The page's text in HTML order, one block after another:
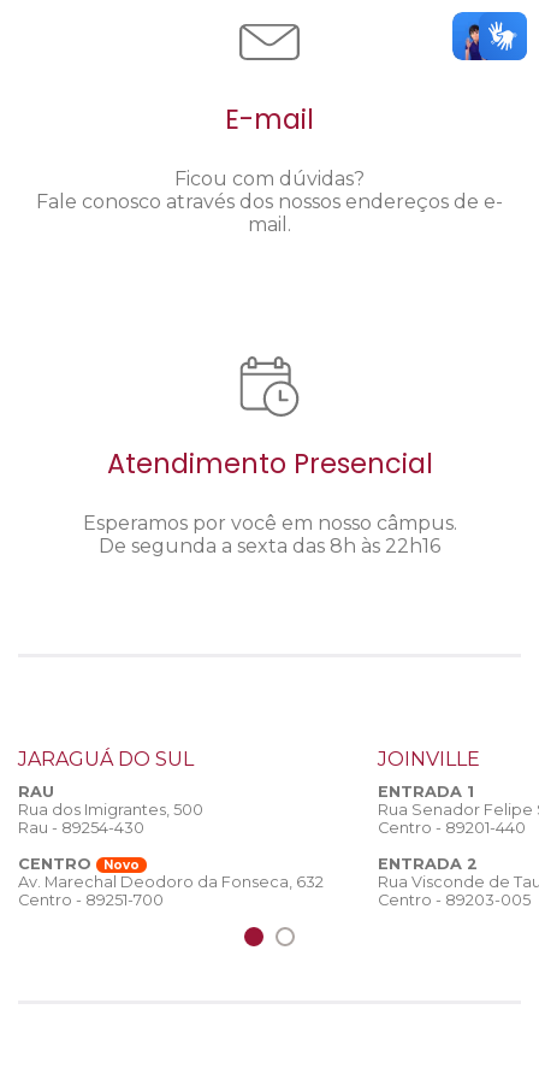
E-mail
Ficou com dúvidas?
Fale conosco através dos nossos endereços de e-
mail.
Atendimento Presencial
Esperamos por você em nosso câmpus.
De segunda a sexta das 8h às 22h16
JARAGUÁ DO SUL
RAU
Rua dos Imigrantes, 500
Rau - 89254-430
CENTRO
Novo
Av. Marechal Deodoro da Fonseca, 632
Centro - 89251-700
JOINVILLE
ENTRADA 1
Rua Senador
Centro - 89201-440
ENTRADA 2
Rua Visconde de
Centro - 89203-005